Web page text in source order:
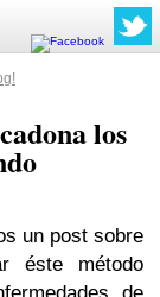
los
un post sobre
éste método